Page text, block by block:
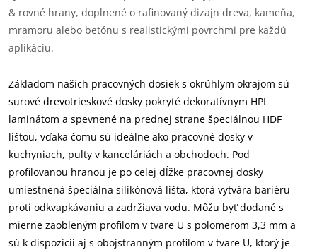
& rovné hrany, doplnené o rafinovaný dizajn dreva, kameňa,
mramoru alebo betónu s realistickými povrchmi pre každú
aplikáciu.
Základom našich pracovných dosiek s okrúhlym okrajom sú
surové drevotrieskové dosky pokryté dekoratívnym HPL
laminátom a spevnené na prednej strane špeciálnou HDF
lištou, vďaka čomu sú ideálne ako pracovné dosky v
kuchyniach, pulty v kanceláriách a obchodoch. Pod
profilovanou hranou je po celej dĺžke pracovnej dosky
umiestnená špeciálna silikónová lišta, ktorá vytvára bariéru
proti odkvapkávaniu a zadržiava vodu. Môžu byť dodané s
mierne zaobleným profilom v tvare U s polomerom 3,3 mm a
sú k dispozícii aj s obojstranným profilom v tvare U, ktorý je